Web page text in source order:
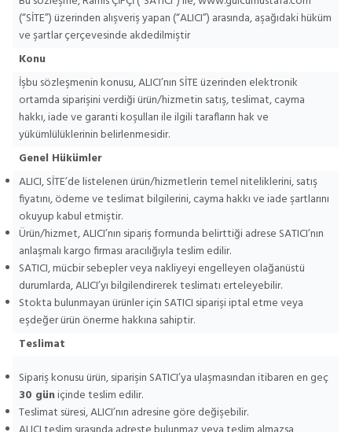
(“SİTE”) üzerinden alışveriş yapan (“ALICI”) arasında, aşağıdaki hüküm
ve şartlar çerçevesinde akdedilmiştir
Konu
İşbu sözleşmenin konusu, ALICI’nın SİTE üzerinden elektronik
ortamda siparişini verdiği ürün/hizmetin satış, teslimat, cayma
hakkı, iade ve garanti koşulları ile ilgili tarafların hak ve
yükümlülüklerinin belirlenmesidir.
Genel Hükümler
ALICI, SİTE’de listelenen ürün/hizmetlerin temel niteliklerini, satış
fiyatını, ödeme ve teslimat bilgilerini, cayma hakkı ve iade şartlarını
okuyup kabul etmiştir.
Ürün/hizmet, ALICI’nın sipariş formunda belirttiği adrese SATICI’nın
anlaşmalı kargo firması aracılığıyla teslim edilir.
SATICI, mücbir sebepler veya nakliyeyi engelleyen olağanüstü
durumlarda, ALICI’yı bilgilendirerek teslimatı erteleyebilir.
Stokta bulunmayan ürünler için SATICI siparişi iptal etme veya
eşdeğer ürün önerme hakkına sahiptir.
Teslimat
Sipariş konusu ürün, siparişin SATICI’ya ulaşmasından itibaren en geç
30 güniçinde teslim edilir.
Teslimat süresi, ALICI’nın adresine göre değişebilir.